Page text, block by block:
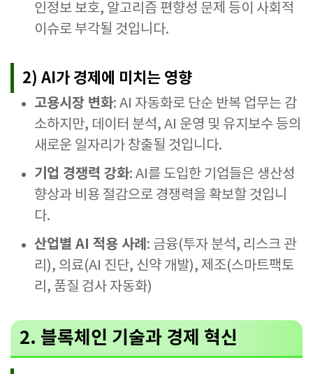
인정보 보호, 알고리즘 편향성 문제 등이 사회적
이슈로 부각될 것입니다.
2) AI가 경제에 미치는 영향
고용시장 변화: AI 자동화로 단순 반복 업무는 감
소하지만, 데이터 분석, AI 운영 및 유지보수 등의
새로운 일자리가 창출될 것입니다.
기업 경쟁력 강화: AI를 도입한 기업들은 생산성
향상과 비용 절감으로 경쟁력을 확보할 것입니
다.
산업별 AI 적용 사례 : 금융(투자 분석, 리스크 관
리), 의료(AI 진단, 신약 개발), 제조(스마트팩토
리, 품질 검사 자동화)
2. 블록체인 기술과 경제 혁신